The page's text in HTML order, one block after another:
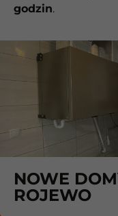
godzin.
NOWE
ROJEWO